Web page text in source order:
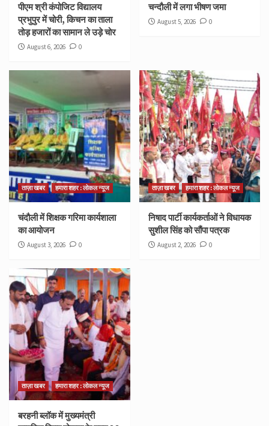
पीएम श्री कंपोजिट विद्यालय
प्रभुपुर में चोरी, किचन का ताला
तोड़ हजारों का सामान ले उड़े चोर
August 6, 2026 0
चन्दौली में लगा भीषण जमा
August 5, 2026 0
ताज़ा खबर हमारा शहर : लोकल न्यूज
चंदौली में शिक्षक गरिमा कार्यशाला
का आयोजन
August 3, 2026 0
ताज़ा खबर हमारा शहर : लोकल न्यूज
निषाद पार्टी कार्यकर्ताओं ने विधायक
सुशील सिंह को सौंपा पत्रक
August 2, 2026 0
ताज़ा खबर हमारा शहर : लोकल न्यूज
बरहनी ब्लॉक में मुख्यमंत्री